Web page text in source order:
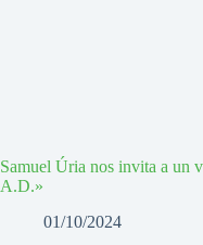
Samuel Úria nos invita a un
A.D.»
01/10/2024